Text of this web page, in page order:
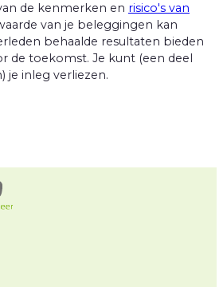
de kenmerken en risico's van
van je beleggingen kan
behaalde resultaten bieden
de toekomst. Je kunt (een deel
je inleg verliezen.